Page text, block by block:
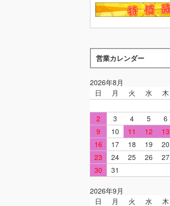
営業カレンダー
2026年8月
日
月 火 水 木
2
3 4 5 6
9
10 11 12 13
16
17 18 19 20
23
24 25 26 27
30
31
2026年9月
日
月 火 水 木